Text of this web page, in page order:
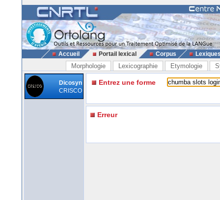
Accueil Portail lexical Corpus
Morphologie Lexicographie Etymologie
Dicosyn
CRISCO
Entrez une forme
Erreur